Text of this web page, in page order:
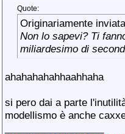
Quote:
Originariamente
Non lo sapevi? Ti
miliardesimo di
ahahahahahhaahhaha
si pero dai a parte
modellismo è anche